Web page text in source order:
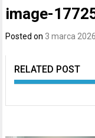
image-
Posted on 3 marca 2026
RELATED POST